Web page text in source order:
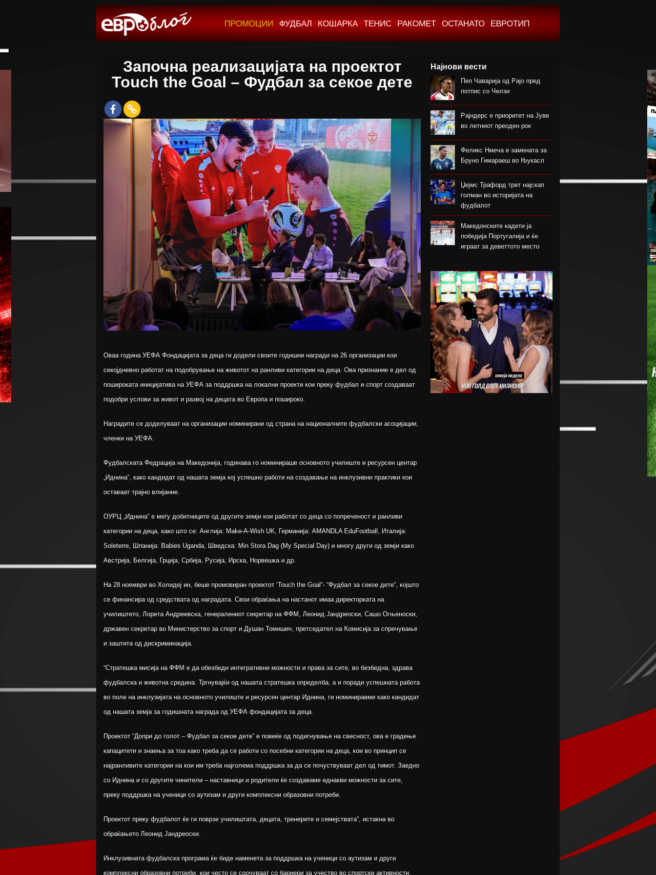
ПРОМОЦИИ ФУДБАЛ КОШАРКА ТЕНИС РАКОМЕТ ОСТАНАТО ЕВРОТИП
Започна реализацијата на проектот
Touch the Goal – Фудбал за секое дете
Оваа година УЕФА Фондацијата за деца ги додели своите годишни награди на 26 организации кои
секојдневно работат на подобрување на животот на ранливи категории на деца. Ова признание е дел од
пошироката иницијатива на УЕФА за поддршка на локални проекти кои преку фудбал и спорт создаваат
подобри услови за живот и развој на децата во Европа и пошироко.
Наградите се доделуваат на организации номинирани од страна на националните фудбалски асоцијации,
членки на УЕФА.
Фудбалската Федрација на Македонија, годинава го номинираше основното училиште и ресурсен центар
„Иднина“, како кандидат од нашата земја кој успешно работи на создавање на инклузивни практики кои
оставаат трајно влијание.
ОУРЦ „Иднина“ е меѓу добитниците од другите земји кои работат со деца со попреченост и ранливи
категории на деца, како што се: Англија: Make-A-Wish UK, Германија: AMANDLA EduFootball, Италија:
Soleterre, Шпанија: Babies Uganda, Шведска: Min Stora Dag (My Special Day) и многу други од земји како
Австрија, Белгија, Грција, Србија, Русија, Ирска, Норвешка и др.
На 28 ноември во Холидеј ин, беше промовиран проектот ‘Touch the Goal“- “Фудбал за секое дете“, којшто
се финансира од средствата од наградата. Свои обраќања на настанот имаа директорката на
училиштето, Лорета Андреевска, генералениот секретар на ФФМ, Леонид Јандреоски, Сашо Огњеноски,
државен секретар во Министерство за спорт и Душан Томишич, претседател на Комисија за спречување
и заштита од дискриминација.
“Стратешка мисија на ФФМ е да обезбеди интегративни можности и права за сите, во безбедна, здрава
фудбалска и животна средина. Тргнувајќи од нашата стратешка определба, а и поради успешната работа
во поле на инклузијата на основното училиште и ресурсен центар Иднина, ги номиниравме како кандидат
од нашата земја за годишната награда од УЕФА фондацијата за деца.
Проектот “Допри до голот – Фудбал за секое дете” е повеќе од подигнување на свесност, ова е градење
капацитети и знаења за тоа како треба да се работи со посебни категории на деца, кои во принцип се
најранливите категории на кои им треба најголема поддршка за да се почуствуваат дел од тимот. Заедно
со Иднина и со другите чинители – наставници и родители ќе создаваме еднакви можности за сите,
преку поддршка на ученици со аутизам и други комплексни образовни потреби.
Проектот преку фудбалот ќе ги поврзе училиштата, децата, тренерите и семејствата“, истакна во
обраќањето Леонид Јандреоски.
Инклузивната фудбалска програма ќе биде наменета за поддршка на ученици со аутизам и други
комплексни образовни потреби, кои често се соочуваат со бариери за учество во спортски активности.
Најнови вести
Пеп Чаварија од Рајо пред
потпис со Челзи
Рајндерс е приоритет на Јуве
во летниот преоден рок
Феликс Нмеча е замената за
Бруно Гимараеш во Њукасл
Џејмс Трафорд трет најскап
голман во историјата на
фудбалот
Македонските кадети ја
победија Португалија и ќе
играат за деветтото место
со младински
репрезентативец
Магнес Аклиуш официјално
претставен во Париз
Мики ван де Вен се согласи
на нов договор со Тотенхем
Лина Ѓорческа го заврши
настапот во Лајпциг